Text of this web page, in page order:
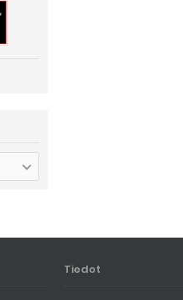
Tiedot